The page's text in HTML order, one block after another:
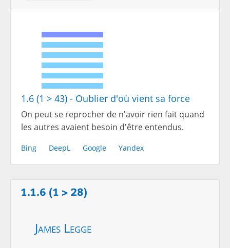
1.6 (1 > 43) - Oublier d'où vient sa force
On peut se reprocher de n'avoir rien fait quand
les autres avaient besoin d'être entendus.
Bing DeepL Google Yandex
1.1.6 (1 > 28)
James Legge